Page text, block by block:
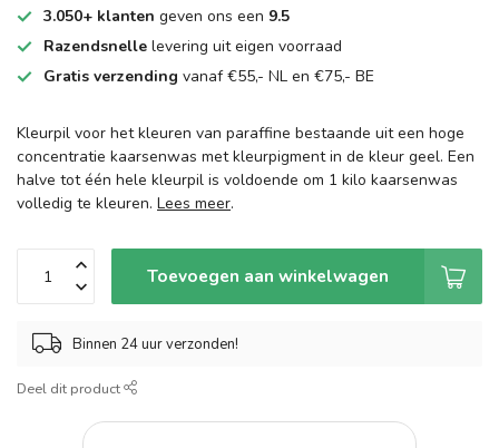
3.050+ klanten geven ons een 9.5
Razendsnelle levering uit eigen voorraad
Gratis verzending vanaf €55,- NL en €75,- BE
Kleurpil voor het kleuren van paraffine bestaande uit een hoge
concentratie kaarsenwas met kleurpigment in de kleur geel. Een
halve tot één hele kleurpil is voldoende om 1 kilo kaarsenwas
volledig te kleuren. Lees meer.
Toevoegen aan winkelwagen
Binnen 24 uur verzonden!
Deel dit product